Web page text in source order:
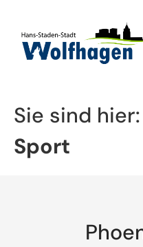
Sie sind hier:
Sport